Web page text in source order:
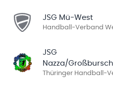
JSG Mü-West
Handball-Verband
JSG
Nazza/
Thüringer Handball-